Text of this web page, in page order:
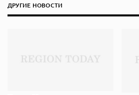
ДРУГИЕ НОВОСТИ